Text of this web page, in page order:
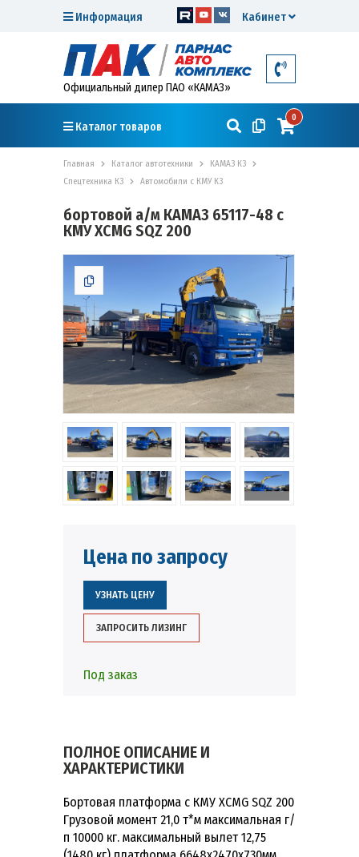
Кабинет
Информация
Официальный дилер ПАО «КАМАЗ»
Каталог товаров
0
Главная Каталог автотехники
КАМАЗ К3
Спецтехника К3
Автомобили с КМУ К3
бортовой а/м КАМАЗ 65117-48 с
КМУ XCMG SQZ 200
Цена по запросу
УЗНАТЬ ЦЕНУ
ЗАПРОСИТЬ ЛИЗИНГ
Под заказ
ПОЛНОЕ ОПИСАНИЕ И
ХАРАКТЕРИСТИКИ
Бортовая платформа с КМУ XCMG SQZ 200
Грузовой момент 21,0 т*м максимальная г/
п 10000 кг. максимальный вылет 12,75